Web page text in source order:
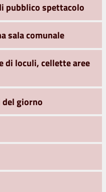
pubblico spettacolo
sala comunale
di loculi, cellette aree
giorno